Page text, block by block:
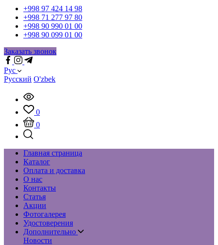
+998 97 424 14 98
+998 71 277 97 80
+998 90 990 01 00
+998 90 099 01 00
Заказать звонок
Рус
Русский O'zbek
0
0
Главная страница
Каталог
Оплата и доставка
О нас
Контакты
Статья
Акции
Фотогалерея
Удостоверения
Дополнительно
Новости